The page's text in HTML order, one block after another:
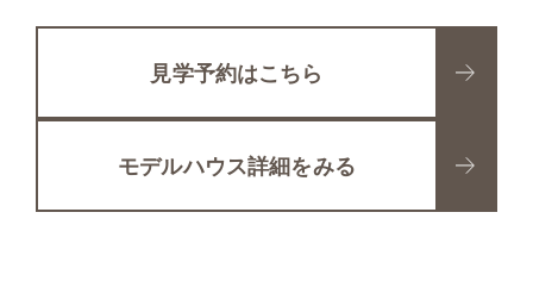
見学予約はこちら
モデルハウス詳細をみる